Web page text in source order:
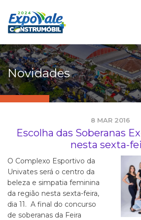
Novidades
8 MAR 2016
Escolha das Soberanas
nesta sexta-
O Complexo Esportivo da
Univates será o centro da
beleza e simpatia feminina
da região nesta sexta-feira,
dia 11. A final do concurso
de soberanas da Feira